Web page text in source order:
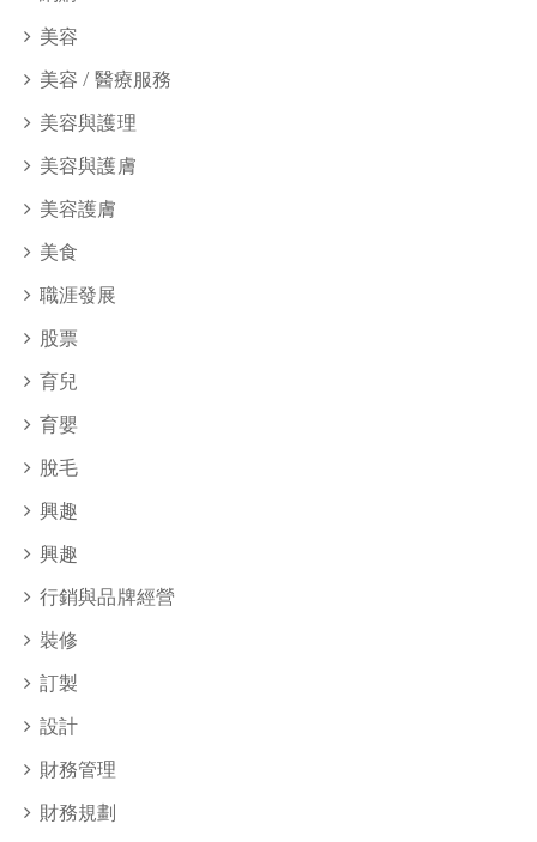
美容
美容 / 醫療服務
美容與護理
美容與護膚
美容護膚
美食
職涯發展
股票
育兒
育嬰
脫毛
興趣
興趣
行銷與品牌經營
裝修
訂製
設計
財務管理
財務規劃